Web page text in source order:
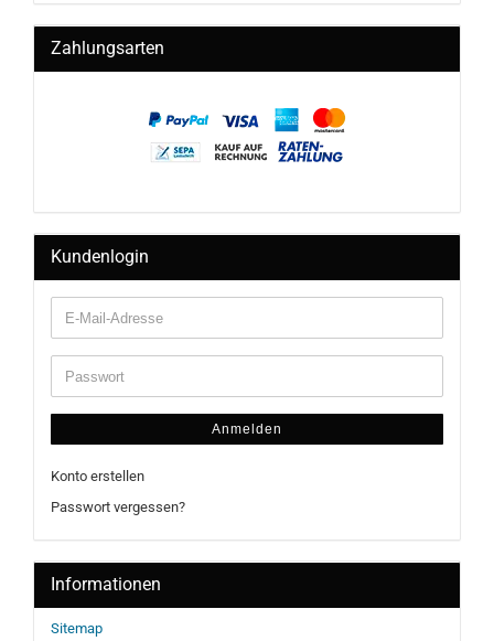
Zahlungsarten
Kundenlogin
Anmelden
Konto erstellen
Passwort vergessen?
Informationen
Sitemap